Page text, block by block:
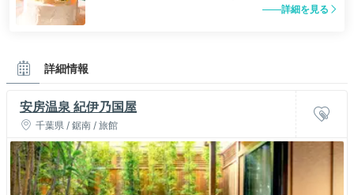
詳細を見る
詳細情報
安房温泉 紀伊乃国屋
千葉県 / 鋸南 / 旅館